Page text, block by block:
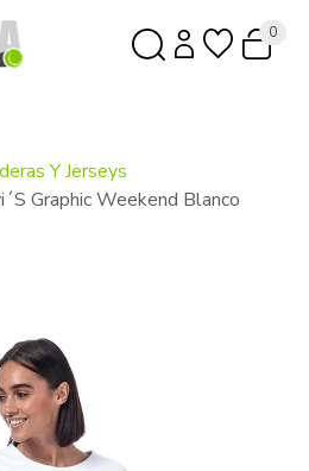
0
Y Jerseys
Graphic Weekend Blanco